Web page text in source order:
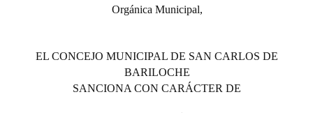
Orgánica Municipal,
EL CONCEJO MUNICIPAL DE SAN CARLOS DE
BARILOCHE
SANCIONA CON CARÁCTER DE